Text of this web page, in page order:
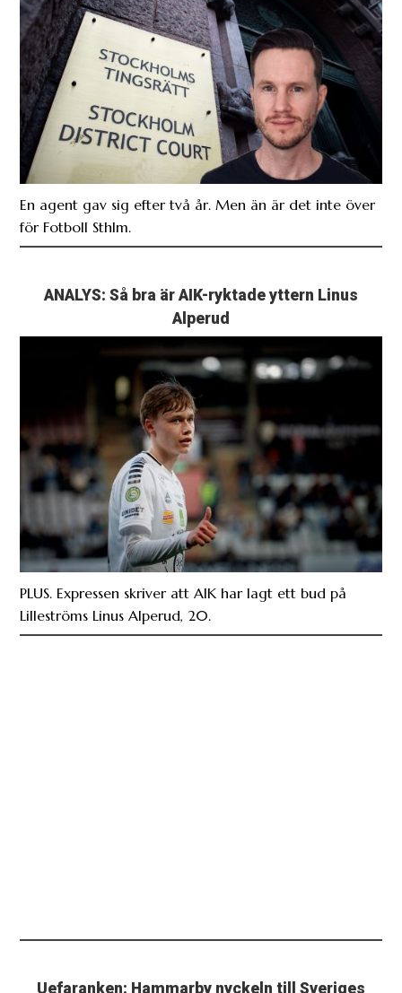
En agent gav sig efter två år. Men än är det inte över
för Fotboll Sthlm.
ANALYS: Så bra är AIK-ryktade yttern Linus
Alperud
PLUS. Expressen skriver att AIK har lagt ett bud på
Lilleströms Linus Alperud, 20.
Uefaranken: Hammarby nyckeln till Sveriges